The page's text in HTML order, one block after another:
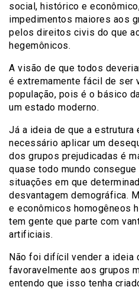
social, histórico e
impedimentos maiores aos
pelos direitos civis do que
hegemônicos.
A visão de que todos
é extremamente fácil de ser
população, pois é o básico
um estado moderno.
Já a ideia de que a estrutura
necessário aplicar um
dos grupos prejudicadas é
quase todo mundo
situações em que
desvantagem demográfica.
e econômicos homogêneos
tem gente que parte com
artificiais.
Não foi difícil vender a ideia
favoravelmente aos grupos
entendo que isso tenha